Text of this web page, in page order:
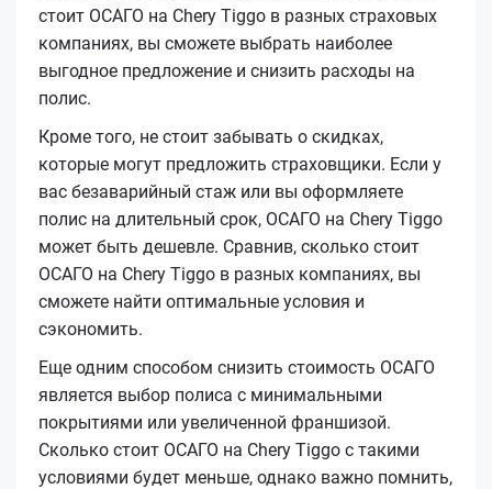
стоит ОСАГО на Chery Tiggo в разных страховых
компаниях, вы сможете выбрать наиболее
выгодное предложение и снизить расходы на
полис.
Кроме того, не стоит забывать о скидках,
которые могут предложить страховщики. Если у
вас безаварийный стаж или вы оформляете
полис на длительный срок, ОСАГО на Chery Tiggo
может быть дешевле. Сравнив, сколько стоит
ОСАГО на Chery Tiggo в разных компаниях, вы
сможете найти оптимальные условия и
сэкономить.
Еще одним способом снизить стоимость ОСАГО
является выбор полиса с минимальными
покрытиями или увеличенной франшизой.
Сколько стоит ОСАГО на Chery Tiggo с такими
условиями будет меньше, однако важно помнить,